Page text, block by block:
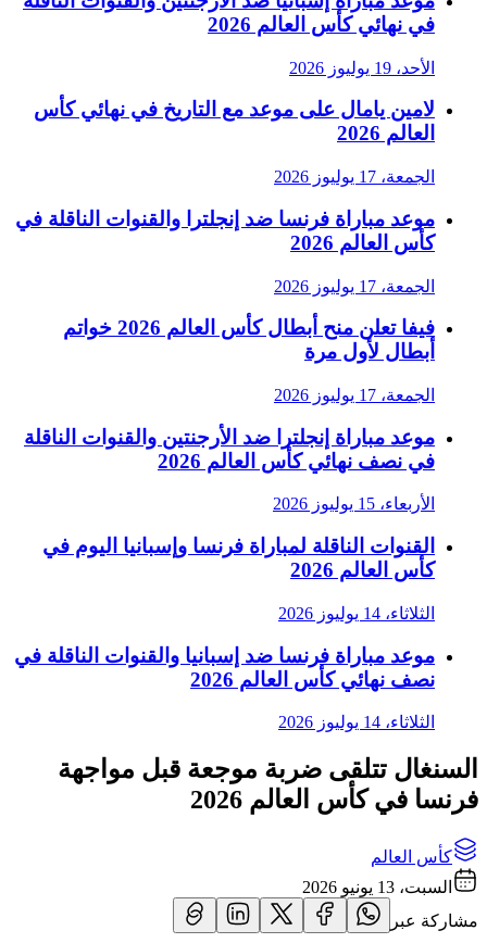
في نهائي كأس العالم 2026
الأحد، 19 يوليوز 2026
لامين يامال على موعد مع التاريخ في نهائي كأس
العالم 2026
الجمعة، 17 يوليوز 2026
موعد مباراة فرنسا ضد إنجلترا والقنوات الناقلة في
كأس العالم 2026
الجمعة، 17 يوليوز 2026
فيفا تعلن منح أبطال كأس العالم 2026 خواتم
أبطال لأول مرة
الجمعة، 17 يوليوز 2026
موعد مباراة إنجلترا ضد الأرجنتين والقنوات الناقلة
في نصف نهائي كأس العالم 2026
الأربعاء، 15 يوليوز 2026
القنوات الناقلة لمباراة فرنسا وإسبانيا اليوم في
كأس العالم 2026
الثلاثاء، 14 يوليوز 2026
موعد مباراة فرنسا ضد إسبانيا والقنوات الناقلة في
نصف نهائي كأس العالم 2026
الثلاثاء، 14 يوليوز 2026
السنغال تتلقى ضربة موجعة قبل مواجهة
فرنسا في كأس العالم 2026
كأس العالم
السبت، 13 يونيو 2026
مشاركة عبر